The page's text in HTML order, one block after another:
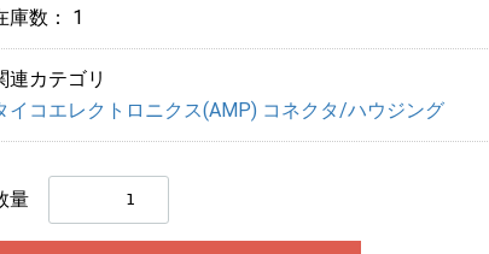
庫数： 1
連カテゴリ
イコエレクトロニクス(AMP) コネクタ/ハウジング
量